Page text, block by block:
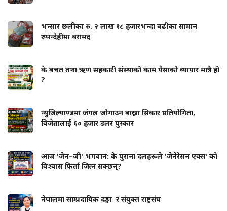
भन्सार छलीका रु. २ लाख १८ हजारभन्दा बढीका सामान
रुपन्देहीमा बरामद
के बचत तथा ऋण सहकारी संस्थाको काम पैसाको व्यापार मात्रै हो
?
न्युजिल्याण्डमा जंगल जोगाउन बाख्रा सिकार प्रतियोगिता,
विजेतालाई ६० हजार डलर पुस्कार
आज 'जेन–जी' भगवान: के पुराना दलहरूले 'जेनेरेसन एक्स' को
विश्वास फिर्ता जित्न सक्छन्?
नेपालमा साम्प्रदायिक दङ्गा र संयुक्त राष्ट्रसंघ